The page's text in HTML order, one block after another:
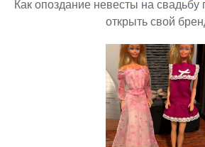
Как опоздание невесты на свадьбу
открыть свой